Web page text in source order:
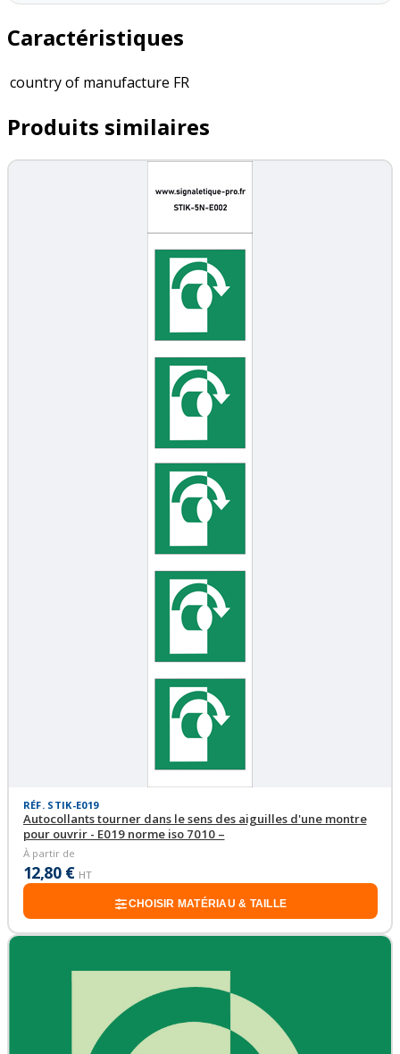
Caractéristiques
country of manufacture FR
Produits similaires
RÉF. STIK-E019
Autocollants tourner dans le sens des aiguilles d'une montre
pour ouvrir - E019 norme iso 7010 –
À partir de
12,80 € HT
CHOISIR MATÉRIAU & TAILLE